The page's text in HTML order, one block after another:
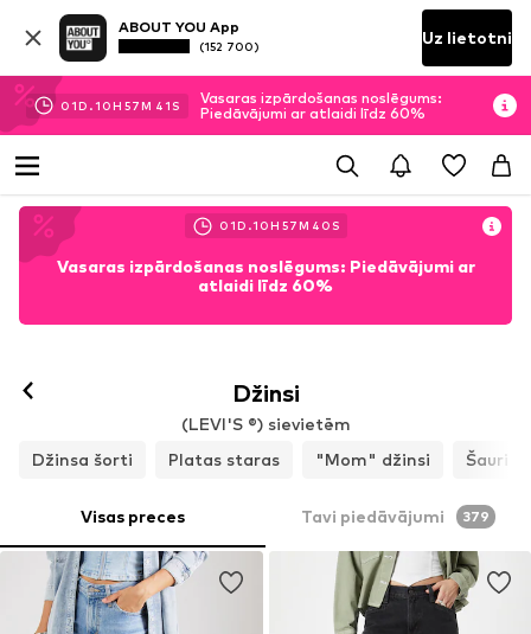
ABOUT YOU App
(152 700) Uz lietotni
01D.10H 57M 38 S
Vasaras izpārdošanas noslēgums:
Piedāvājumi ar atlaidi līdz 60%
01D.10H 57M 38 S
Vasaras izpārdošanas noslēgums: Piedāvājumi ar
atlaidi līdz 60%
Džinsi
(LEVI'S ®) sievietēm
Džinsa šorti
Platas staras "Mom" džinsi Šauri
Visas preces Tavi piedāvājumi 379